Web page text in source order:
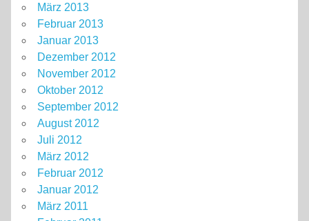
März 2013
Februar 2013
Januar 2013
Dezember 2012
November 2012
Oktober 2012
September 2012
August 2012
Juli 2012
März 2012
Februar 2012
Januar 2012
März 2011